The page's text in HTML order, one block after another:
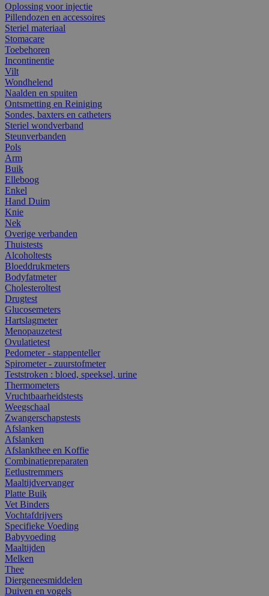
Oplossing voor injectie
Pillendozen en accessoires
Steriel materiaal
Stomacare
Toebehoren
Incontinentie
Vilt
Wondhelend
Naalden en spuiten
Ontsmetting en Reiniging
Sondes, baxters en catheters
Steriel wondverband
Steunverbanden
Pols
Arm
Buik
Elleboog
Enkel
Hand Duim
Knie
Nek
Overige verbanden
Thuistests
Alcoholtests
Bloeddrukmeters
Bodyfatmeter
Cholesteroltest
Drugtest
Glucosemeters
Hartslagmeter
Menopauzetest
Ovulatietest
Pedometer - stappenteller
Spirometer - zuurstofmeter
Teststroken : bloed, speeksel, urine
Thermometers
Vruchtbaarheidstests
Weegschaal
Zwangerschapstests
Afslanken
Afslanken
Afslankthee en Koffie
Combinatiepreparaten
Eetlustremmers
Maaltijdvervanger
Platte Buik
Vet Binders
Vochtafdrijvers
Specifieke Voeding
Babyvoeding
Maaltijden
Melken
Thee
Diergeneesmiddelen
Duiven en vogels